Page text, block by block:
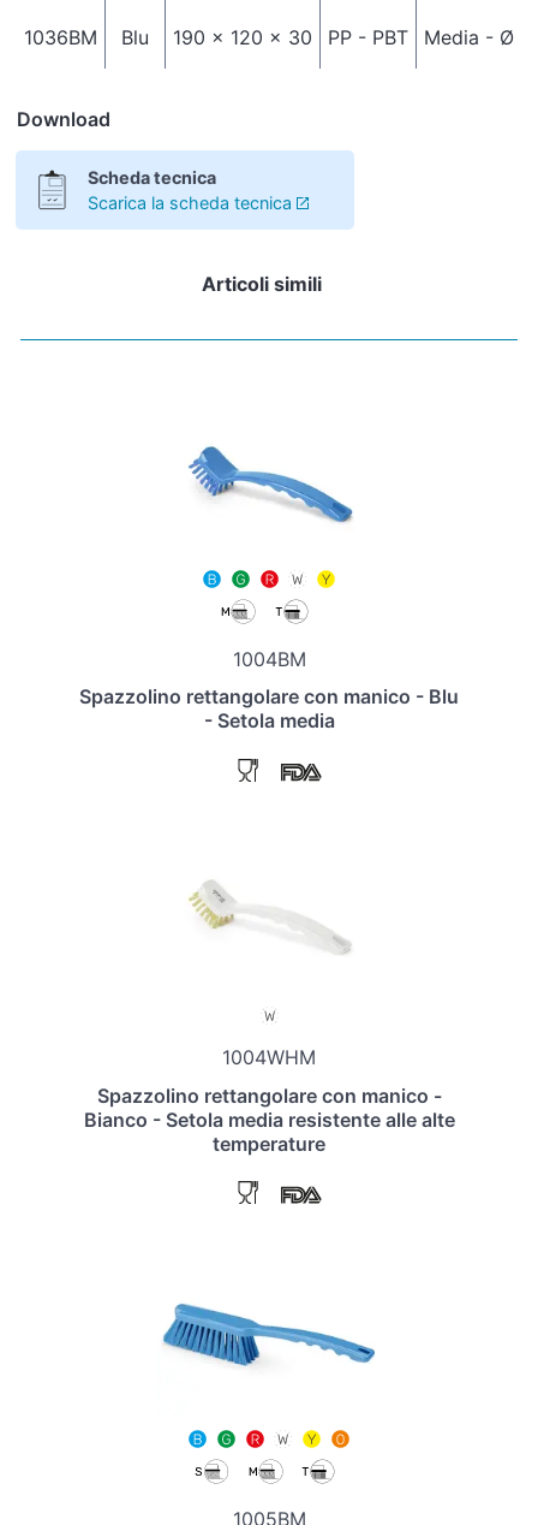
1036BM Blu 190 x 120 x 30 PP - PBT Media - Ø
Download
Scheda tecnica
Scarica la scheda tecnica
Articoli simili
1004BM
Spazzolino rettangolare con manico - Blu
- Setola media
1004WHM
Spazzolino rettangolare con manico -
Bianco - Setola media resistente alle alte
temperature
1005BM